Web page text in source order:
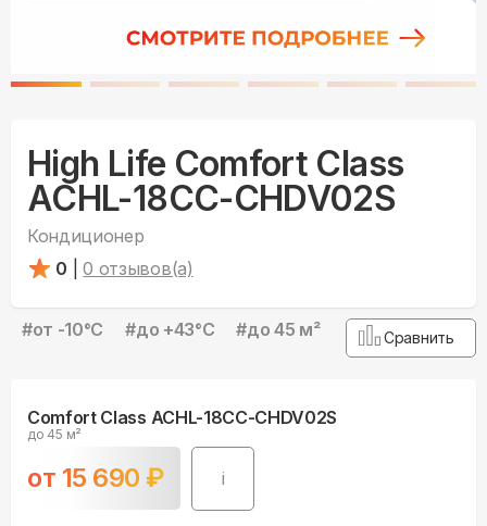
High Life Comfort Class
ACHL-18CC-CHDV02S
Кондиционер
0
0 отзывов(а)
#от -10°С #до +43°С #до 45 м² Сравнить
Comfort Class ACHL-18CC-CHDV02S
до 45 м²
от 15 690 ₽ i